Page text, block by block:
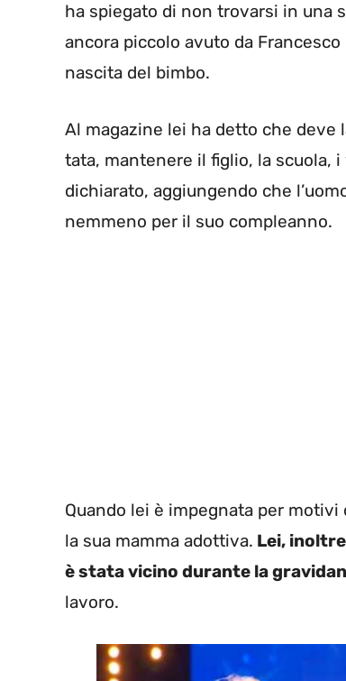
ha spiegato di non trovarsi in una
ancora piccolo avuto da
nascita del bimbo.
Al magazine lei ha detto che deve
tata, mantenere il figlio, la scuola, i
dichiarato, aggiungendo che
nemmeno per il suo compleanno.
Quando lei è impegnata per
la sua mamma adottiva. Lei,
è stata vicino durante la
lavoro.